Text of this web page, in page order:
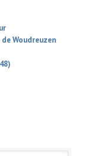
Woudreuzen